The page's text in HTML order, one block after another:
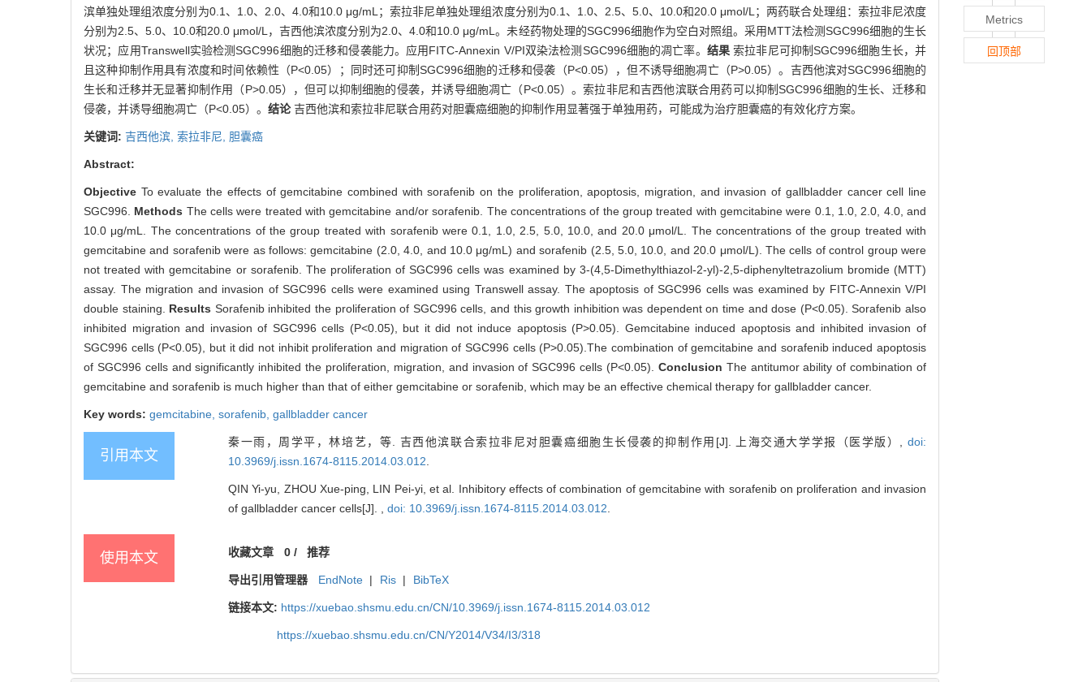
滨单独处理组浓度分别为0.1、1.0、2.0、4.0和10.0 μg/mL；索拉非尼单独处理组浓度分别为0.1、1.0、2.5、5.0、10.0和20.0 μmol/L；两药联合处理组：索拉非尼浓度
分别为2.5、5.0、10.0和20.0 μmol/L，吉西他滨浓度分别为2.0、4.0和10.0 μg/mL。未经药物处理的SGC996细胞作为空白对照组。采用MTT法检测SGC996细胞的生长
状况；应用Transwell实验检测SGC996细胞的迁移和侵袭能力。应用FITC-Annexin V/PI双染法检测SGC996细胞的凋亡率。 结果 索拉非尼可抑制SGC996细胞生长，并
且这种抑制作用具有浓度和时间依赖性（P<0.05）；同时还可抑制SGC996细胞的迁移和侵袭（P<0.05），但不诱导细胞凋亡（P>0.05）。吉西他滨对SGC996细胞的
生长和迁移并无显著抑制作用（P>0.05），但可以抑制细胞的侵袭，并诱导细胞凋亡（P<0.05）。索拉非尼和吉西他滨联合用药可以抑制SGC996细胞的生长、迁移和
侵袭，并诱导细胞凋亡（P<0.05）。 结论吉西他滨和索拉非尼联合用药对胆囊癌细胞的抑制作用显著强于单独用药，可能成为治疗胆囊癌的有效化疗方案。
关键词: 吉西他滨, 索拉非尼, 胆囊癌
Abstract:
Objective To evaluate the effects of gemcitabine combined with sorafenib on the proliferation, apoptosis, migration, and invasion of gallbladder cancer cell line
SGC996. Methods The cells were treated with gemcitabine and/or sorafenib. The concentrations of the group treated with gemcitabine were 0.1, 1.0, 2.0, 4.0, and
10.0 μg/mL. The concentrations of the group treated with sorafenib were 0.1, 1.0, 2.5, 5.0, 10.0, and 20.0 μmol/L. The concentrations of the group treated with
gemcitabine and sorafenib were as follows: gemcitabine (2.0, 4.0, and 10.0 μg/mL) and sorafenib (2.5, 5.0, 10.0, and 20.0 μmol/L). The cells of control group were
not treated with gemcitabine or sorafenib. The proliferation of SGC996 cells was examined by 3-(4,5-Dimethylthiazol-2-yl)-2,5-diphenyltetrazolium bromide (MTT)
assay. The migration and invasion of SGC996 cells were examined using Transwell assay. The apoptosis of SGC996 cells was examined by FITC-Annexin V/PI
double staining. Results Sorafenib inhibited the proliferation of SGC996 cells, and this growth inhibition was dependent on time and dose (P<0.05). Sorafenib also
inhibited migration and invasion of SGC996 cells (P<0.05), but it did not induce apoptosis (P>0.05). Gemcitabine induced apoptosis and inhibited invasion of
SGC996 cells (P<0.05), but it did not inhibit proliferation and migration of SGC996 cells (P>0.05).The combination of gemcitabine and sorafenib induced apoptosis
of SGC996 cells and significantly inhibited the proliferation, migration, and invasion of SGC996 cells (P<0.05). Conclusion The antitumor ability of combination of
gemcitabine and sorafenib is much higher than that of either gemcitabine or sorafenib, which may be an effective chemical therapy for gallbladder cancer.
Key words: gemcitabine, sorafenib, gallbladder cancer
引用本文
秦一雨，周学平，林培艺，等. 吉西他滨联合索拉非尼对胆囊癌细胞生长侵袭的抑制作用[J]. 上海交通大学学报（医学版）, doi:
10.3969/j.issn.1674-8115.2014.03.012.
QIN Yi-yu, ZHOU Xue-ping, LIN Pei-yi, et al. Inhibitory effects of combination of gemcitabine with sorafenib on proliferation and invasion
of gallbladder cancer cells[J]. , doi: 10.3969/j.issn.1674-8115.2014.03.012.
使用本文 收藏文章 0/ 推荐
导出引用管理器 EndNote | Ris | BibTeX
链接本文: https://xuebao.shsmu.edu.cn/CN/10.3969/j.issn.1674-8115.2014.03.012
https://xuebao.shsmu.edu.cn/CN/Y2014/V34/I3/318
Metrics
回顶部